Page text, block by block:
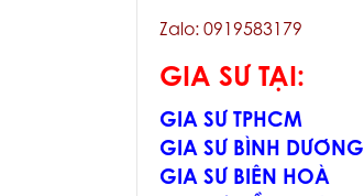
Zalo: 0919583179
GIA SƯ TẠI:
GIA SƯ TPHCM
GIA SƯ BÌNH DƯƠNG
GIA SƯ BIÊN HOÀ